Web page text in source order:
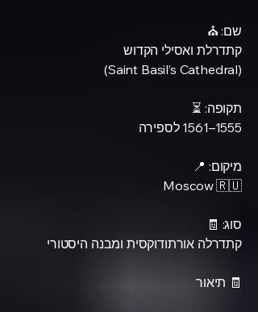
שם: ⛪
קתדרלת ואסילי הקדוש
(Saint Basil’s Cathedral)
תקופה: ⏳
1555–1561 לספירה
מיקום: 📍
Moscow 🇷🇺
סוג: 🧾
קתדרלה אורתודוקסית ומבנה היסטורי
🧾 תיאור